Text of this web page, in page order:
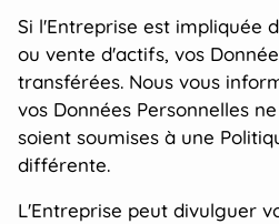
Si l'Entreprise est impliquée
ou vente d'actifs, vos
transférées. Nous vous
vos Données Personnelles
soient soumises à une
différente.
L'Entreprise peut divulguer